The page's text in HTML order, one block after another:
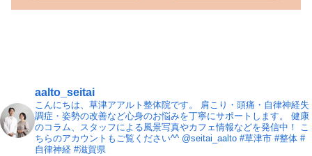
aalto_seitai
こんにちは、草津アアルト整体院です。
肩こり・頭痛・自律神経失
調症・姿勢の改善など心身のお悩みを丁寧にサポートします。
健康
のコラム、スタッフによる風景写真やカフェ情報などを発信中！
こ
ちらのアカウントもご覧ください^^ @seitai_aalto #草津市 #整体 #
自律神経 #滋賀県